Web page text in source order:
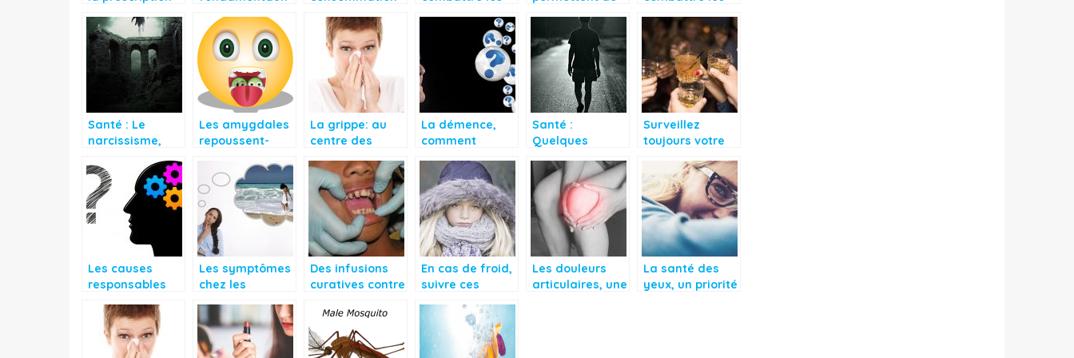
à la notice
avant le
traitement?
gastrique
médicaments,
toxine pour
l’organisme
poussée
dentaire chez le
nourrisson
musculaires ?
Santé : Le
narcissisme,
problème lié au
mental
Les amygdales
repoussent-
La grippe: au
centre des
majeurs
quotidiennes
La démence,
comment
risque?
Santé :
Quelques
marche
Surveillez
toujours votre
soirée
Les causes
responsables
Les symptômes
chez les
atteintes
d’amnésie
Des infusions
curatives contre
En cas de froid,
suivre ces
Les douleurs
articulaires, une
La santé des
yeux, un priorité